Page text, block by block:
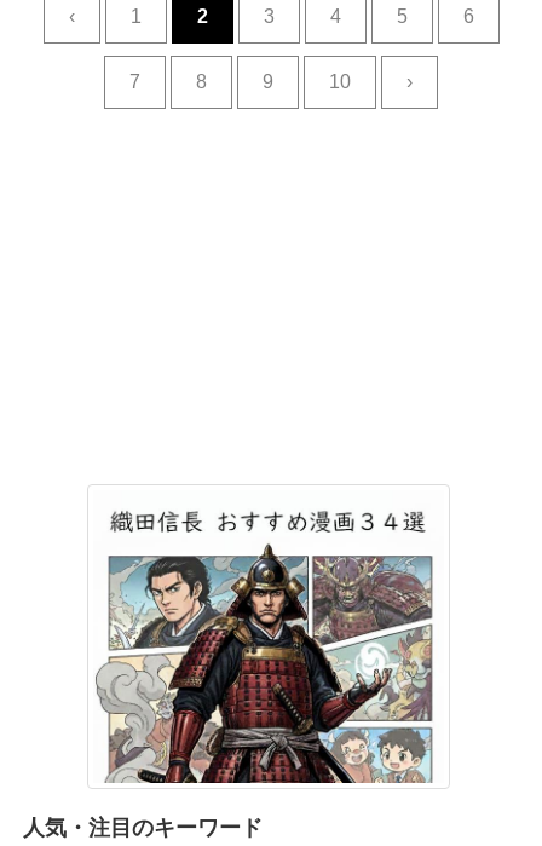
‹ 1 2 3 4 5 6
7 8 9 10 ›
人気・注目のキーワード